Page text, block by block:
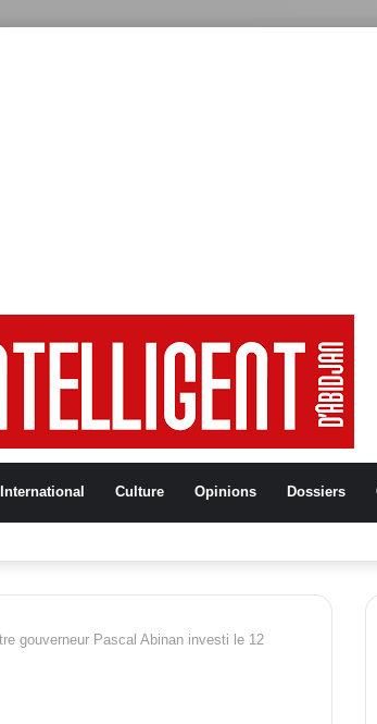
International Culture Opinions Dossiers
rend hommage aux femmes de Morondo
gouverneur Pascal Abinan investi le 12